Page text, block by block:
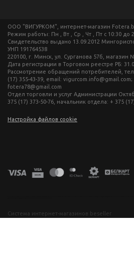
ООО "ВИГУРКОМ", интернет-магазин
Режим работы: Пн , Вт , Ср , Чт , Пт c 10:30 до
Свидетельство выдано 13.09.2012
УНП 191764538
220100, г. Минск, ул. Сурганова 57б, магазин
Дата регистрации в Торговом реестре РБ:
Рассмотрение обращений потребителей,
(17) 355-43-39, email: vigurcom.info@gmail.com;
fotera78@gmail.com
Отдел торговли и услуг Администрации
375 (17) 373-50-76, начальник отдела: + 375
Настройка файлов cookie
Система интернет-магазинов beseller